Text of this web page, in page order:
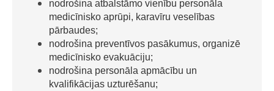
nodrošina atbalstāmo vienību personāla
medicīnisko aprūpi, karavīru veselības
pārbaudes;
nodrošina preventīvos pasākumus, organizē
medicīnisko evakuāciju;
nodrošina personāla apmācību un
kvalifikācijas uzturēšanu;